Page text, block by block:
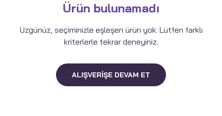
Ürün bulunamadı
Üzgünüz, seçiminizle eşleşen ürün yok. Lütfen farklı
kriterlerle tekrar deneyiniz.
ALIŞVERIŞE DEVAM ET